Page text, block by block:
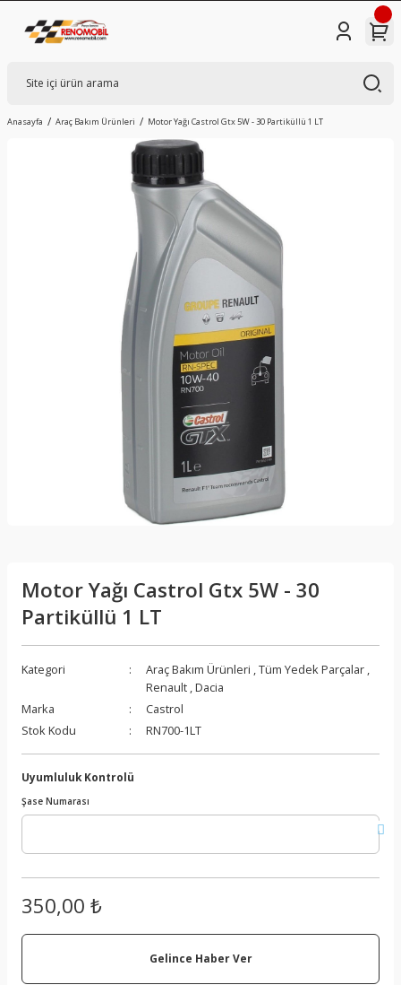
Anasayfa Araç Bakım Ürünleri Motor Yağı Castrol Gtx 5W - 30 Partiküllü 1 LT
Motor Yağı Castrol Gtx 5W - 30
Partiküllü 1 LT
Kategori Araç Bakım Ürünleri ,Tüm Yedek Parçalar ,
Renault ,Dacia
Marka
Castrol
Stok Kodu
RN700-1LT
Uyumluluk Kontrolü
Şase Numarası
350,00 ₺
Gelince Haber Ver